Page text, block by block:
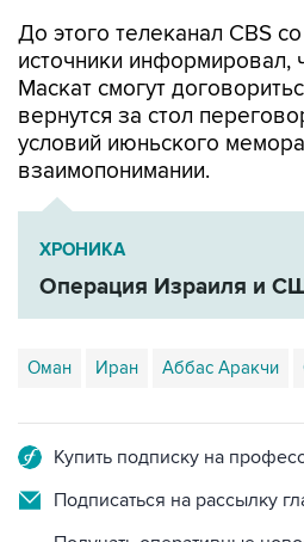
До этого телеканал CBS
источники информировал,
Маскат смогут
вернутся за стол
условий июньского
взаимопонимании.
ХРОНИКА
Операция Израиля и
Оман Иран Аббас Аракчи
Купить подписку на
Подписаться на рассылку